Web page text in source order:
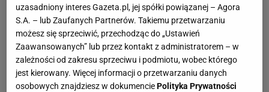
uzasadniony interes Gazeta.pl, jej spółki powiązanej – Agora
S.A. – lub Zaufanych Partnerów. Takiemu przetwarzaniu
możesz się sprzeciwić, przechodząc do „Ustawień
Zaawansowanych” lub przez kontakt z administratorem – w
zależności od zakresu sprzeciwu i podmiotu, wobec którego
jest kierowany. Więcej informacji o przetwarzaniu danych
osobowych znajdziesz w dokumenciePolityka Prywatności